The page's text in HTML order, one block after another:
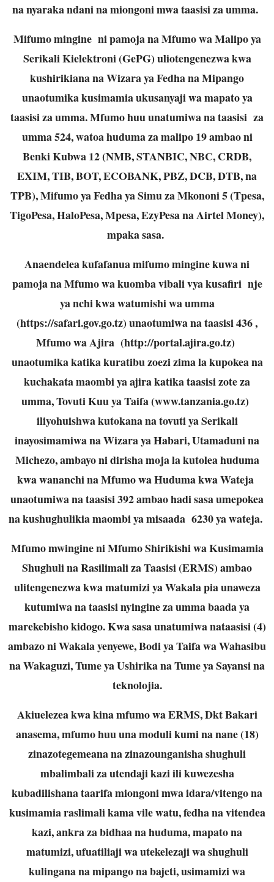
na nyaraka ndani na miongoni mwa taasisi za umma.
Mifumo mingine ni pamoja na Mfumo wa Malipo ya
Serikali Kielektroni (GePG) uliotengenezwa kwa
kushirikiana na Wizara ya Fedha na Mipango
unaotumika kusimamia ukusanyaji wa mapato ya
taasisi za umma. Mfumo huu unatumiwa na taasisi za
umma 524, watoa huduma za malipo 19 ambao ni
Benki Kubwa 12 (NMB, STANBIC, NBC, CRDB,
EXIM, TIB, BOT, ECOBANK, PBZ, DCB, DTB, na
TPB), Mifumo ya Fedha ya Simu za Mkononi 5 (Tpesa,
TigoPesa, HaloPesa, Mpesa, EzyPesa na Airtel Money),
mpaka sasa.
Anaendelea kufafanua mifumo mingine kuwa ni
pamoja na Mfumo wa kuomba vibali vya kusafiri nje
ya nchi kwa watumishi wa umma
(https://safari.gov.go.tz) unaotumiwa na taasisi 436 ,
Mfumo wa Ajira (http://portal.ajira.go.tz)
unaotumika katika kuratibu zoezi zima la kupokea na
kuchakata maombi ya ajira katika taasisi zote za
umma, Tovuti Kuu ya Taifa (www.tanzania.go.tz)
iliyohuishwa kutokana na tovuti ya Serikali
inayosimamiwa na Wizara ya Habari, Utamaduni na
Michezo, ambayo ni dirisha moja la kutolea huduma
kwa wananchi na Mfumo wa Huduma kwa Wateja
unaotumiwa na taasisi 392 ambao hadi sasa umepokea
na kushughulikia maombi ya misaada 6230 ya wateja.
Mfumo mwingine ni Mfumo Shirikishi wa Kusimamia
Shughuli na Rasilimali za Taasisi (ERMS) ambao
ulitengenezwa kwa matumizi ya Wakala pia unaweza
kutumiwa na taasisi nyingine za umma baada ya
marekebisho kidogo. Kwa sasa unatumiwa nataasisi (4)
ambazo ni Wakala yenyewe, Bodi ya Taifa wa Wahasibu
na Wakaguzi, Tume ya Ushirika na Tume ya Sayansi na
teknolojia.
Akiuelezea kwa kina mfumo wa ERMS, Dkt Bakari
anasema, mfumo huu una moduli kumi na nane (18)
zinazotegemeana na zinazounganisha shughuli
mbalimbali za utendaji kazi ili kuwezesha
kubadilishana taarifa miongoni mwa idara/vitengo na
kusimamia raslimali kama vile watu, fedha na vitendea
kazi, ankra za bidhaa na huduma, mapato na
matumizi, ufuatiliaji wa utekelezaji wa shughuli
kulingana na mipango na bajeti, usimamizi wa